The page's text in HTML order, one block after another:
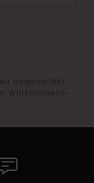
angemeldet
Willkommens-